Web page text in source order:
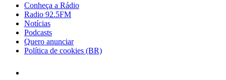
Conheça a Rádio
Radio 92.5FM
Notícias
Podcasts
Quero anunciar
Política de cookies (BR)